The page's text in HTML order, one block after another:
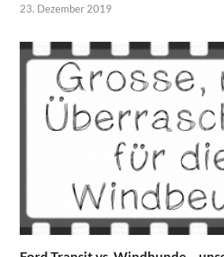
23. Dezember 2019